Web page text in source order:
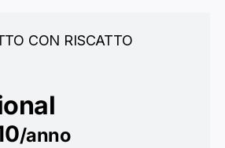
CON RISCATTO
/anno